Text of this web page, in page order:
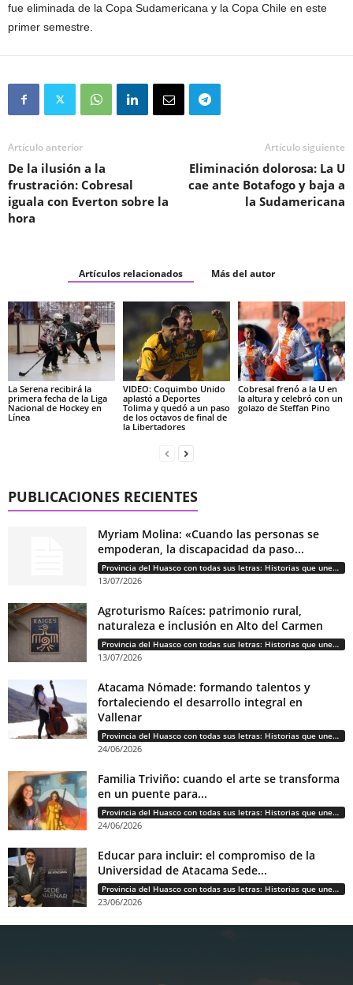
fue eliminada de la Copa Sudamericana y la Copa Chile en este
primer semestre.
Artículo anterior
De la ilusión a la
frustración: Cobresal
iguala con Everton sobre la
hora
Artículo siguiente
Eliminación dolorosa: La U
cae ante Botafogo y baja a
la Sudamericana
Artículos relacionados Más del autor
La Serena recibirá la
primera fecha de la Liga
Nacional de Hockey en
Línea
VIDEO: Coquimbo Unido
aplastó a Deportes
Tolima y quedó a un paso
de los octavos de final de
la Libertadores
Cobresal frenó a la U en
la altura y celebró con un
golazo de Steffan Pino
PUBLICACIONES RECIENTES
Myriam Molina: «Cuando las personas se
empoderan, la discapacidad da paso...
Provincia del Huasco con todas sus letras: Historias que unen cultura, diversidad e identidad
13/07/2026
Agroturismo Raíces: patrimonio rural,
naturaleza e inclusión en Alto del Carmen
Provincia del Huasco con todas sus letras: Historias que unen cultura, diversidad e identidad
13/07/2026
Atacama Nómade: formando talentos y
fortaleciendo el desarrollo integral en
Vallenar
Provincia del Huasco con todas sus letras: Historias que unen cultura, diversidad e identidad
24/06/2026
Familia Triviño: cuando el arte se transforma
en un puente para...
Provincia del Huasco con todas sus letras: Historias que unen cultura, diversidad e identidad
24/06/2026
Educar para incluir: el compromiso de la
Universidad de Atacama Sede...
Provincia del Huasco con todas sus letras: Historias que unen cultura, diversidad e identidad
23/06/2026